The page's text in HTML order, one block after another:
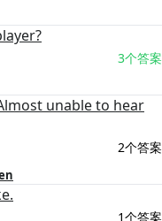
3个答案
unable to hear
2个答案
1个答案